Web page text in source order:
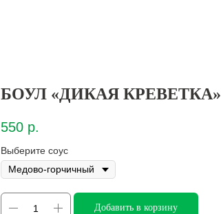
БОУЛ «ДИКАЯ КРЕВЕТКА»
550 р.
Выберите соус
Добавить в корзину